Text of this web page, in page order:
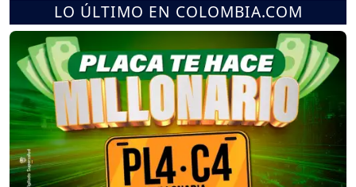
LO ÚLTIMO EN COLOMBIA.COM